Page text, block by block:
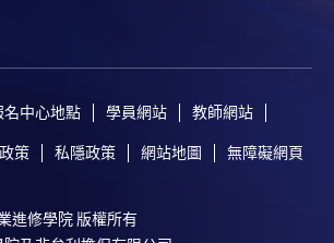
中心地點 學員網站 教師網站
策 私隱政策 網站地圖 無障礙網頁
進修學院 版權所有